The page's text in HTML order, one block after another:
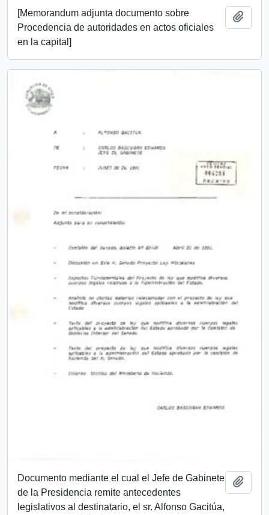
[Memorandum adjunta documento sobre
Procedencia de autoridades en actos oficiales
en la capital]
Documento mediante el cual el Jefe de Gabinete
de la Presidencia remite antecedentes
legislativos al destinatario, el sr. Alfonso Gacitúa,